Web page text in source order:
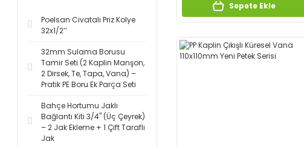
Poelsan Civatalı Priz Kolye
32x1/2’’
32mm Sulama Borusu
Tamir Seti (2 Kaplin Manşon,
2 Dirsek, Te, Tapa, Vana) –
Pratik PE Boru Ek Parça Seti
Bahçe Hortumu Jaklı
Bağlantı Kiti 3/4'' (Üç Çeyrek)
– 2 Jak Ekleme + 1 Çift Taraflı
Jak
Sepete Ekle